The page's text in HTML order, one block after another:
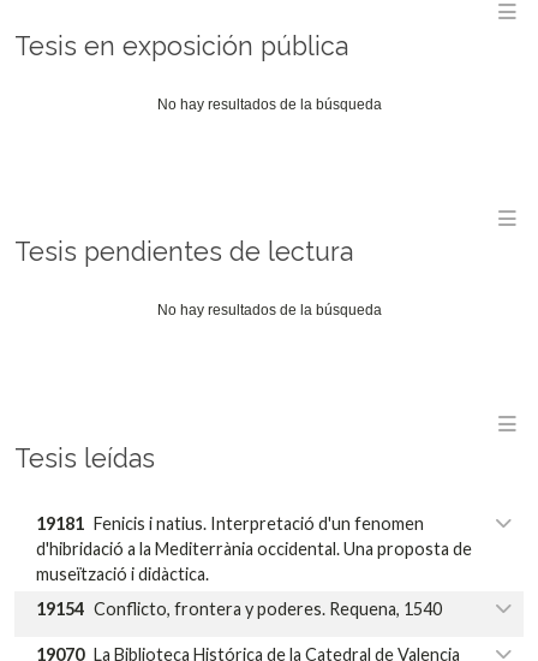
CURSO
DOCTORANDOS/AS
10/12/24
DEL
CURSO
Tesis en exposición pública
No hay resultados de la búsqueda
Tesis pendientes de lectura
No hay resultados de la búsqueda
Tesis leídas
19181 Fenicis i natius. Interpretació d'un fenomen
d'hibridació a la Mediterrània occidental. Una proposta de
museïtzació i didàctica.
19154 Conflicto, frontera y poderes. Requena, 1540
19070 La Biblioteca Histórica de la Catedral de Valencia